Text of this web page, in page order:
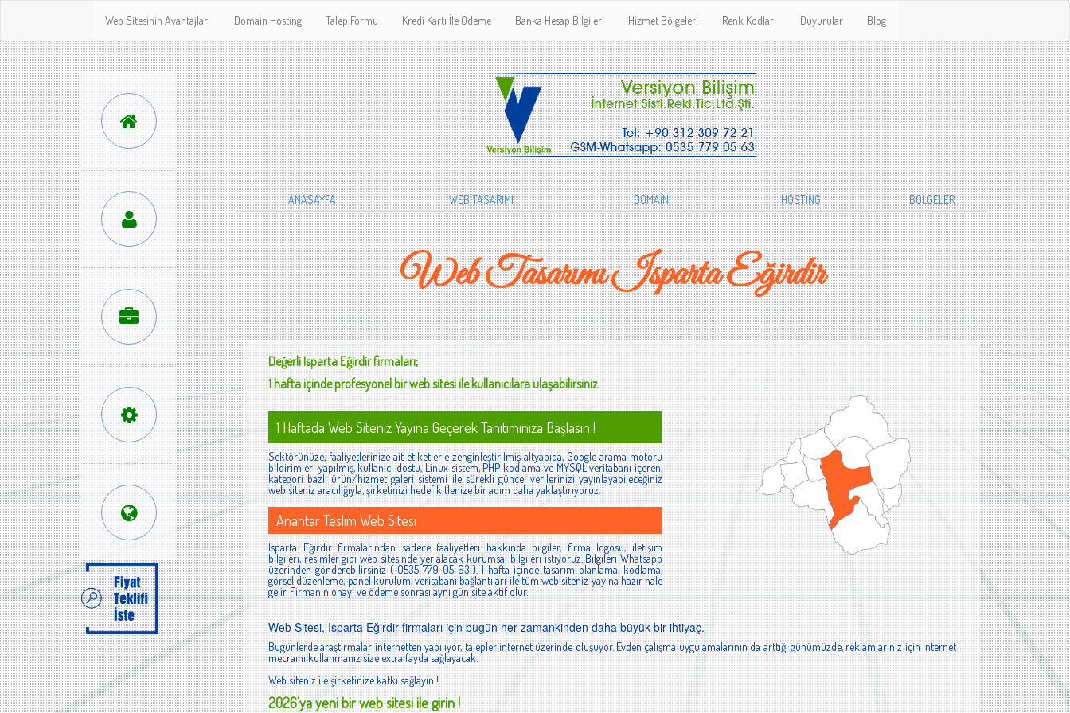
Web Sitesinin Avantajları Domain Hosting Talep Formu Kredi Kartı İle Ödeme Banka Hesap Bilgileri Hizmet Bölgeleri Renk Kodları Duyurular Blog
ANASAYFA WEB TASARIMI DOMAİN HOSTİNG BÖLGELER
Web Tasarımı Isparta Eğirdir
DeğerliIsparta Eğirdirfirmaları;
1 hafta içinde profesyonel bir web sitesi ile kullanıcılara ulaşabilirsiniz.
1 Haftada Web Siteniz Yayına Geçerek Tanıtımınıza Başlasın !
Sektörünüze, faaliyetlerinize ait etiketlerle zenginleştirilmiş altyapıda, Google arama motoru
bildirimleri yapılmış, kullanıcı dostu, Linux sistem, PHP kodlama ve MYSQL veritabanı içeren,
kategori bazlı ürün/hizmet galeri sistemi ile sürekli güncel verilerinizi yayınlayabileceğiniz
web siteniz aracılığıyla, şirketinizi hedef kitlenize bir adım daha yaklaştırıyoruz.
Anahtar Teslim Web Sitesi
Isparta Eğirdir firmalarından sadece faaliyetleri hakkında bilgiler, firma logosu, iletişim
bilgileri, resimler gibi web sitesinde yer alacak kurumsal bilgileri istiyoruz. Bilgileri Whatsapp
üzerinden gönderebilirsiniz ( 0535 779 05 63 ). 1 hafta içinde tasarım planlama, kodlama,
görsel düzenleme, panel kurulum, veritabanı bağlantıları ile tüm web siteniz yayına hazır hale
gelir. Firmanın onayı ve ödeme sonrası aynı gün site aktif olur.
Web Sitesi,Isparta Eğirdirfirmaları için bugün her zamankinden daha büyük bir ihtiyaç.
Bugünlerde araştırmalar internetten yapılıyor, talepler internet üzerinde oluşuyor. Evden çalışma uygulamalarının da arttığı günümüzde, reklamlarınız için internet
mecraını kullanmanız size extra fayda sağlayacak.
Web siteniz ile şirketinize katkı sağlayın !...
2026'ya yeni bir web sitesi ile girin !